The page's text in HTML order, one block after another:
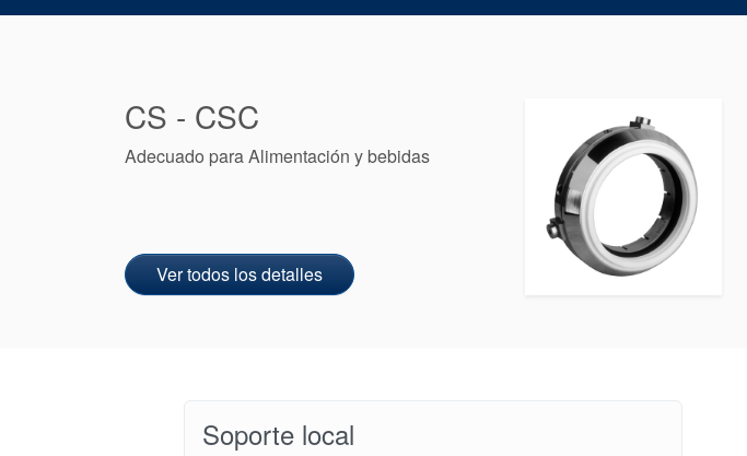
CS - CSC
Adecuado para Alimentación y bebidas
Ver todos los detalles
Soporte local